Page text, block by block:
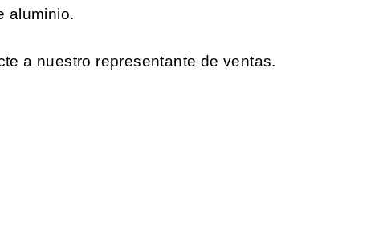
aluminio.
a nuestro representante de ventas.